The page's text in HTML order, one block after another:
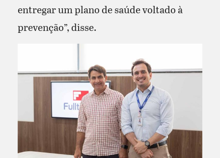
entregar um plano de saúde voltado à
prevenção”, disse.